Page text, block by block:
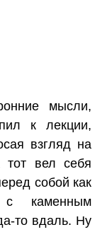
мысли,
к лекции,
взгляд на
тот вел себя
собой как
каменным
то вдаль. Ну